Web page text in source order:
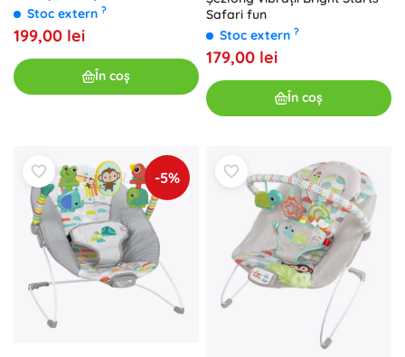
Stoc extern ?
199,00 lei
În coș
Safari fun
Stoc extern ?
179,00 lei
În coș
-5%